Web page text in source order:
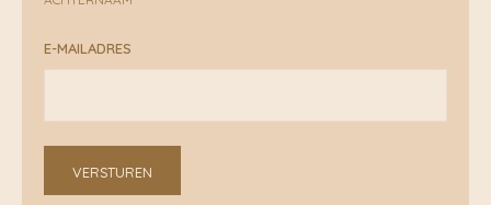
E-MAILADRES
VERSTUREN